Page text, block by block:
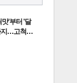
맛'부터 '달
지…고척…